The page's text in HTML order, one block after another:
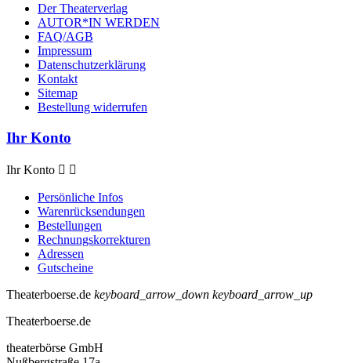
Der Theaterverlag
AUTOR*IN WERDEN
FAQ/AGB
Impressum
Datenschutzerklärung
Kontakt
Sitemap
Bestellung widerrufen
Ihr Konto
Ihr Konto  
Persönliche Infos
Warenrücksendungen
Bestellungen
Rechnungskorrekturen
Adressen
Gutscheine
Theaterboerse.de keyboard_arrow_down keyboard_arrow_up
Theaterboerse.de
theaterbörse GmbH